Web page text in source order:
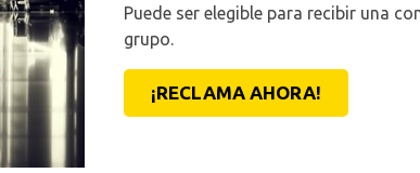
Puede ser elegible para recibir una
grupo.
¡RECLAMA AHORA!